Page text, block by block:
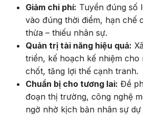
Giảm chi phí: Tuyển đúng số
vào đúng thời điểm, hạn chế
thừa – thiếu nhân sự.
Quản trị tài năng hiệu quả:
triển, kế hoạch kế nhiệm
chốt, tăng lợi thế cạnh tranh.
Chuẩn bị cho tương lai: Đề
đoạn thị trường, công nghệ
ngờ nhờ kịch bản nhân sự dự